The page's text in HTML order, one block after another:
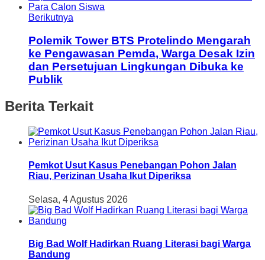
Berikutnya
Polemik Tower BTS Protelindo Mengarah
ke Pengawasan Pemda, Warga Desak Izin
dan Persetujuan Lingkungan Dibuka ke
Publik
Berita Terkait
Pemkot Usut Kasus Penebangan Pohon Jalan
Riau, Perizinan Usaha Ikut Diperiksa
Selasa, 4 Agustus 2026
Big Bad Wolf Hadirkan Ruang Literasi bagi Warga
Bandung